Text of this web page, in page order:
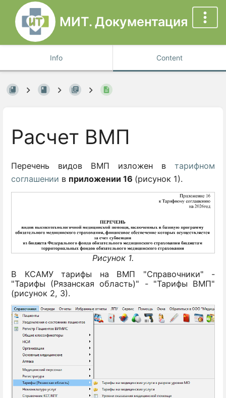
МИТ. Документация
Info Content
Расчет ВМП
Перечень видов ВМП изложен в
тарифном
соглашении в приложении 16 (рисунок 1).
Рисунок 1.
В КСАМУ тарифы на ВМП "Справочники" -
"Тарифы (Рязанская область)" - "Тарифы ВМП"
(рисунок 2, 3).